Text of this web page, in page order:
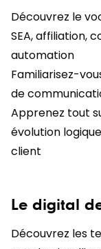
Découvrez le
SEA, affiliation,
automation
Familiarisez-
de
Apprenez tout
évolution
client
Le digital
Découvrez les